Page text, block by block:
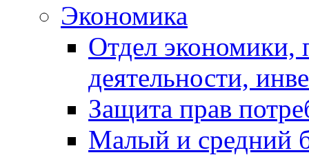
Экономика
Отдел экономики,
деятельности,
Защита прав
Малый и средний